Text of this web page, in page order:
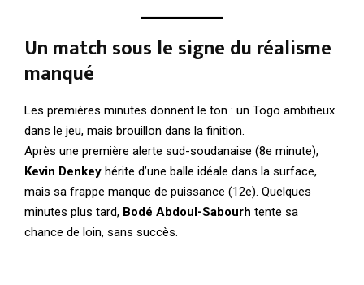
Un match sous le signe du réalisme
manqué
Les premières minutes donnent le ton : un Togo ambitieux
dans le jeu, mais brouillon dans la finition.
Après une première alerte sud-soudanaise (8e minute),
Kevin Denkey hérite d’une balle idéale dans la surface,
mais sa frappe manque de puissance (12e). Quelques
minutes plus tard, Bodé Abdoul-Sabourh tente sa
chance de loin, sans succès.